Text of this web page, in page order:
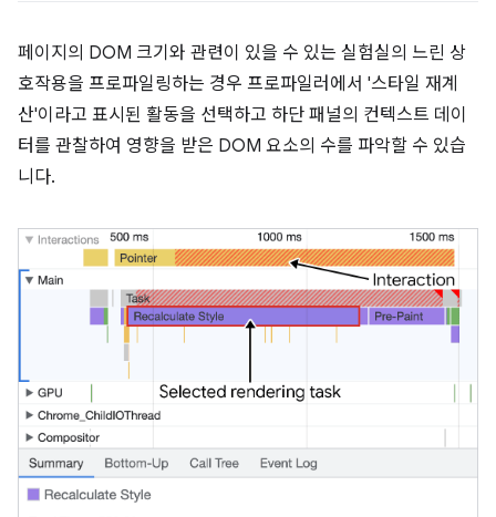
페이지의 DOM 크기와 관련이 있을 수 있는 실험실의 느린 상
호작용을 프로파일링하는 경우 프로파일러에서 '스타일 재계
산'이라고 표시된 활동을 선택하고 하단 패널의 컨텍스트 데이
터를 관찰하여 영향을 받은 DOM 요소의 수를 파악할 수 있습
니다.